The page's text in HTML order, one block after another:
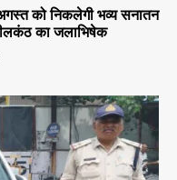
को निकलेगी भव्य सनातन
का जलाभिषेक